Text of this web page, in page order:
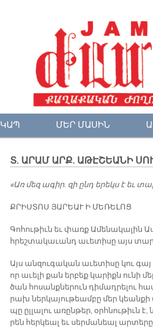
ԿԱՊ ՄԵՐ ՄԱՍԻՆ
Տ. ԱՐԱՄ ԱՐՔ. ԱԹԷՇԵԱՆԻ
«Առ մեզ ագիր. զի ընդ երեկս է եւ
ՔՐԻՍ­ՏՈՍ ՅԱ­ՐԵԱՒ Ի ՄԵ­ՌԵ­ԼՈՑ
Գո­հու­թիւն եւ փառք Ա­մե­նա­կա­լին
հրեշ­տա­կա­ւանդ ա­ւե­տի­սը այս տա­րի
Այս ան­զու­գա­կան ա­ւե­տի­սը կու
որ ա­ւե­լի քան եր­բեք կա­րիքն ու­նի
ծան հո­սանք­նե­րուն դի­մադ­րե­լու
րախ ներ­կա­յու­թեամ­բը մեր
պը ըլ­լա­լու ա­ռըն­թեր, օրհ­նու­թիւն
րեն հեր­կեալ եւ սեր­մա­նեալ